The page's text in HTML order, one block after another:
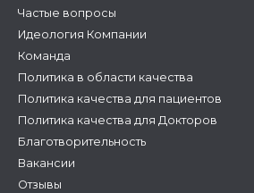
Частые вопросы
Идеология Компании
Команда
Политика в области качества
Политика качества для пациентов
Политика качества для Докторов
Благотворительность
Вакансии
Отзывы